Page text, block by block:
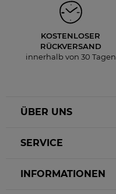
KOSTENLOSER
RÜCKVERSAND
innerhalb von 30 Tagen
ÜBER UNS
SERVICE
INFORMATIONEN